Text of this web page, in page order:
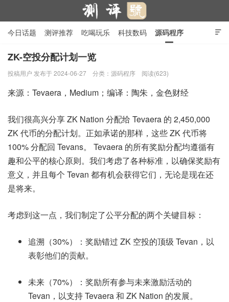

今日话题 测评推荐 吃喝玩乐 科技数码 源码程序
行业产品 在线投稿 隐私政策
ZK-空投分配计划一览
投稿用户 发布于 2024-06-27 分类： 源码程序 阅读(623)
来源：Tevaera，Medium；编译：陶朱，金色财经
我们很高兴分享 ZK Nation 分配给 Tevaera 的 2,450,000
ZK 代币的分配计划。正如承诺的那样，这些 ZK 代币将
100% 分配回 Tevans。 Tevaera 的所有奖励分配均遵循有
趣和公平的核心原则。我们考虑了各种标准，以确保奖励有
意义，并且每个 Tevan 都有机会获得它们，无论是现在还
是将来。
考虑到这一点，我们制定了公平分配的两个关键目标：
追溯（30%）：奖励错过 ZK 空投的顶级 Tevan，以
表彰他们的贡献。
未来（70%）：奖励所有参与未来激励活动的
Tevan，以支持 Tevaera 和 ZK Nation 的发展。